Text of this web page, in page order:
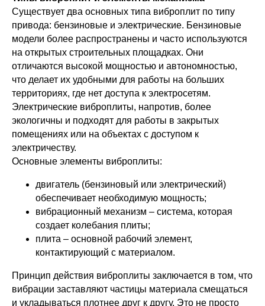
Существует два основных типа виброплит по типу
привода: бензиновые и электрические. Бензиновые
модели более распространены и часто используются
на открытых строительных площадках. Они
отличаются высокой мощностью и автономностью,
что делает их удобными для работы на больших
территориях, где нет доступа к электросетям.
Электрические виброплиты, напротив, более
экологичны и подходят для работы в закрытых
помещениях или на объектах с доступом к
электричеству.
Основные элементы виброплиты:
двигатель (бензиновый или электрический)
обеспечивает необходимую мощность;
вибрационный механизм – система, которая
создает колебания плиты;
плита – основной рабочий элемент,
контактирующий с материалом.
Принцип действия виброплиты заключается в том, что
вибрации заставляют частицы материала смещаться
и укладываться плотнее друг к другу. Это не просто